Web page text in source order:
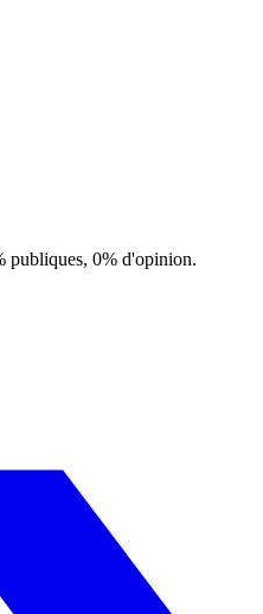
publiques, 0% d'opinion.